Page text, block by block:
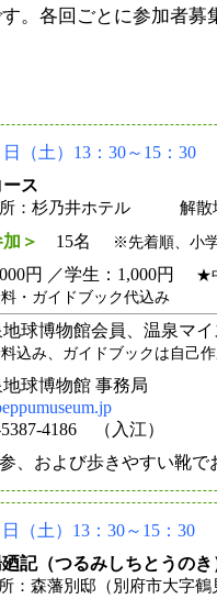
。各回ごとに参加者募
日（土）13：30～15：30
ス
：杉乃井ホテル 解散場
＞ 15名 ※先着順、小
円 ／学生：1,000円
★
・ガイドブック代込み
球博物館会員、温泉マ
込み、ガイドブックは自己
球博物館 事務局
4186 （入江）
、および歩きやすい靴で
（土）13：30～15：30
記（つるみしちとうの
：森藩別邸（別府市大字鶴